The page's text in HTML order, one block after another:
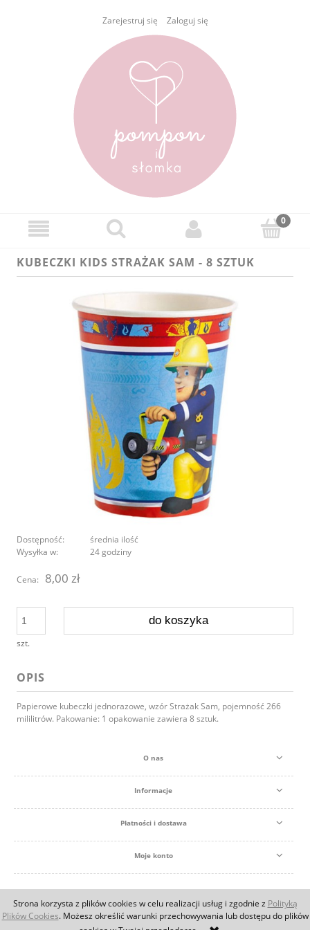
Strona korzysta z plików cookies w celu realizacji usług i zgodnie z Polityką
Plików Cookies. Możesz określić warunki przechowywania lub dostępu do plików
Zarejestruj się Zaloguj się
KUBECZKI KIDS STRAŻAK SAM - 8 SZTUK
Dostępność:
średnia ilość
Wysyłka w:
24 godziny
Cena: 8,00 zł
szt.
do koszyka
OPIS
Papierowe kubeczki jednorazowe, wzór Strażak Sam, pojemność 266
mililitrów. Pakowanie: 1 opakowanie zawiera 8 sztuk.
O nas
Informacje
Płatności i dostawa
Moje konto
pokaż pełną wersję strony